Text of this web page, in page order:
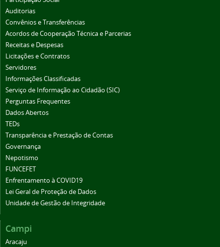
Auditorias
Convênios e Transferências
Acordos de Cooperação Técnica e Parcerias
Receitas e Despesas
Licitações e Contratos
Servidores
Informações Classificadas
Serviço de Informação ao Cidadão (SIC)
Perguntas Frequentes
Dados Abertos
TEDs
Transparência e Prestação de Contas
Governança
Nepotismo
FUNCEFET
Enfrentamento à COVID19
Lei Geral de Proteção de Dados
Unidade de Gestão de Integridade
Campi
Aracaju